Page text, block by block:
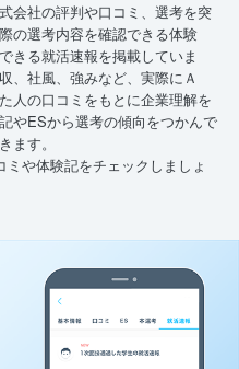
会社の評判や口コミ、選考を突
の選考内容を確認できる体験
きる就活速報を掲載していま
社風、強みなど、実際にＡ
人の口コミをもとに企業理解を
やESから選考の傾向をつかんで
ます。
ミや体験記をチェックしましょ